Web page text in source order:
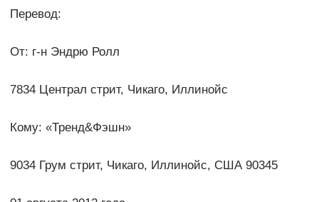
Перевод:
От: г-н Эндрю Ролл
7834 Централ стрит, Чикаго, Иллинойс
Кому: «Тренд&Фэшн»
9034 Грум стрит, Чикаго, Иллинойс, США 90345